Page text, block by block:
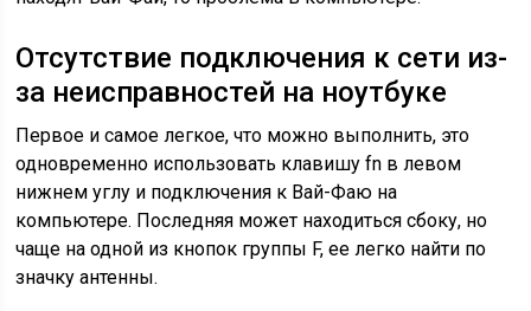
Отсутствие подключения к сети из-
за неисправностей на ноутбуке
Первое и самое легкое, что можно выполнить, это
одновременно использовать клавишу fn в левом
нижнем углу и подключения к Вай-Фаю на
компьютере. Последняя может находиться сбоку, но
чаще на одной из кнопок группы F, ее легко найти по
значку антенны.